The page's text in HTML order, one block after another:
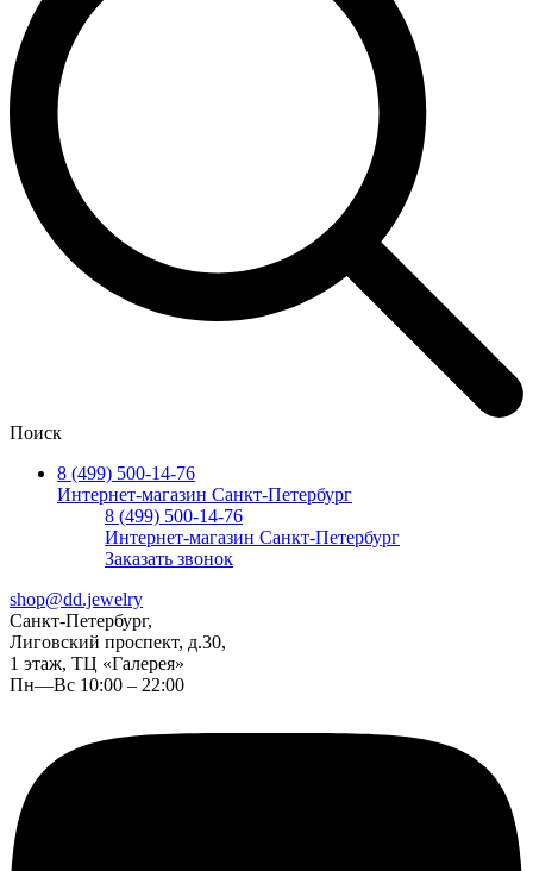
Поиск
8 (499) 500-14-76
Интернет-магазин Санкт-Петербург
8 (499) 500-14-76
Интернет-магазин Санкт-Петербург
Заказать звонок
shop@dd.jewelry
Санкт-Петербург,
Лиговский проспект, д.30,
1 этаж, ТЦ «Галерея»
Пн—Вс 10:00 – 22:00